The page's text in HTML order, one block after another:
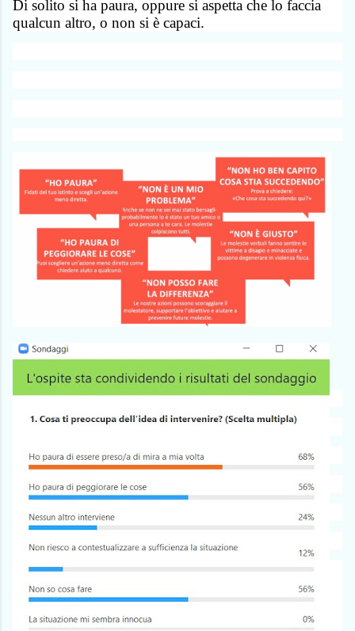
Di solito si ha paura, oppure si aspetta che lo faccia
qualcun altro, o non si è capaci.